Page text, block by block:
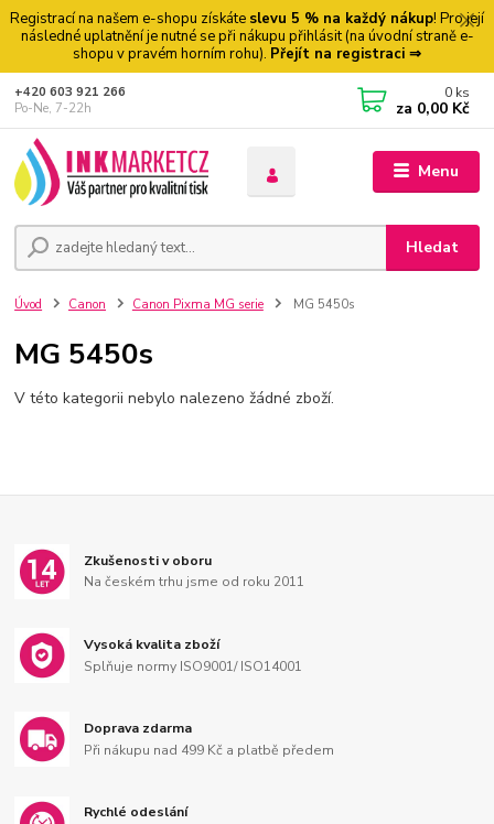
Registrací na našem e-shopu získáte slevu 5 % na každý nákup! Pro její
následné uplatnění je nutné se při nákupu přihlásit (na úvodní straně e-
shopu v pravém horním rohu). Přejít na registraci ⇒
Menu
Hledat
+420 603 921 266
Po-Ne, 7-22h
0 ks
za 0,00 Kč
Úvod Canon Canon Pixma MG serie MG 5450s
MG 5450s
V této kategorii nebylo nalezeno žádné zboží.
Zkušenosti v oboru
Na českém trhu jsme od roku 2011
Vysoká kvalita zboží
Splňuje normy ISO9001/ ISO14001
Doprava zdarma
Při nákupu nad 499 Kč a platbě předem
Rychlé odeslání